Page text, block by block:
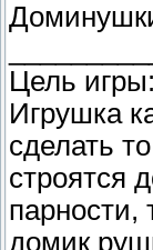
Цель игры:
Игрушка
сделать
строятся
парности,
домик